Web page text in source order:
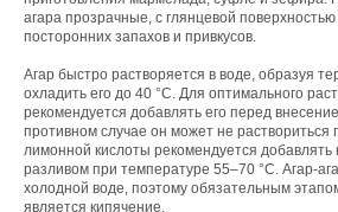
агара прозрачные, с глянцевой
посторонних запахов и привкусов.
Агар быстро растворяется в воде, образуя
охладить его до 40 °С. Для оптимального
рекомендуется добавлять его перед
противном случае он может не раствориться
лимонной кислоты рекомендуется
разливом при температуре 55–70 °С. Агар-
холодной воде, поэтому обязательным
является кипячение.